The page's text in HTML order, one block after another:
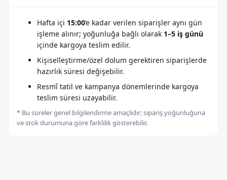
Hafta içi 15:00’e kadar verilen siparişler aynı gün
işleme alınır; yoğunluğa bağlı olarak 1–5 iş günü
içinde kargoya teslim edilir.
Kişiselleştirme/özel dolum gerektiren siparişlerde
hazırlık süresi değişebilir.
Resmî tatil ve kampanya dönemlerinde kargoya
teslim süresi uzayabilir.
* Bu süreler genel bilgilendirme amaçlıdır; sipariş yoğunluğuna
ve stok durumuna göre farklılık gösterebilir.